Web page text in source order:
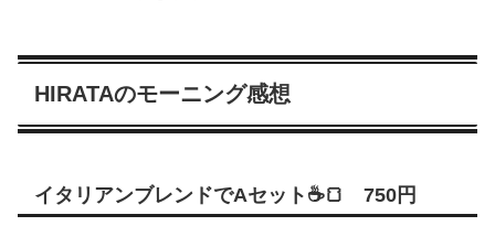
HIRATAのモーニング感想
イタリアンブレンドでAセット☕🍞 750円